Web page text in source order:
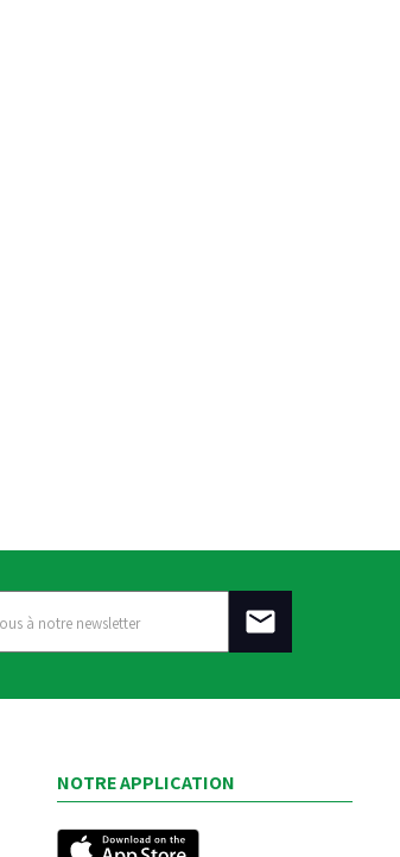
NOTRE APPLICATION